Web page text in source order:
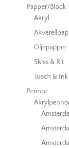
Papper/Block
Akryl
Oljepapper
Skiss & Rit
Tusch & Ink
Pennor